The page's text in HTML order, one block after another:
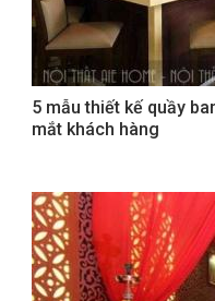
5 mẫu thiết kế quầy
mắt khách hàng